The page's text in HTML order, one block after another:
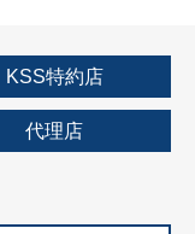
KSS特約店
代理店